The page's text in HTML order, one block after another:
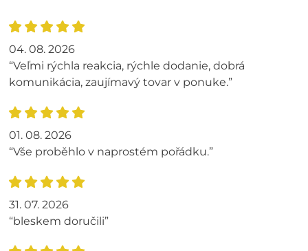
04. 08. 2026
“Veľmi rýchla reakcia, rýchle dodanie, dobrá
komunikácia, zaujímavý tovar v ponuke.”
01. 08. 2026
“Vše proběhlo v naprostém pořádku.”
31. 07. 2026
“bleskem doručili”